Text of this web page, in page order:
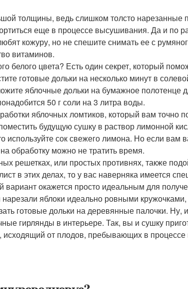
толщины, ведь слишком толсто нарезанные
еще в процессе высушивания. Да и по
кожуру, но не спешите снимать ее с
витаминов.
белого цвета? Есть один секрет, который
готовые дольки на несколько минут в
яблочные дольки на бумажное полотенце
50 г соли на 3 литра воды.
яблочных ломтиков, который вам точно
будущую сушку в раствор лимонной
используйте сок свежего лимона. Но если вам
обработку можно не тратить время.
решетках, или простых противнях, также
в этих делах, то у вас наверняка имеется
окажется просто идеальным для
яблоки идеально ровными кружочками,
готовые дольки на деревянные палочки. Ну,
гирлянды в интерьере. Так, вы и сушку
исходящий от плодов, пребывающих в